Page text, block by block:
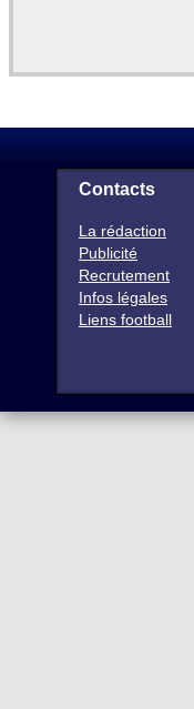
Contacts
La rédaction
Publicité
Recrutement
Infos légales
Liens football